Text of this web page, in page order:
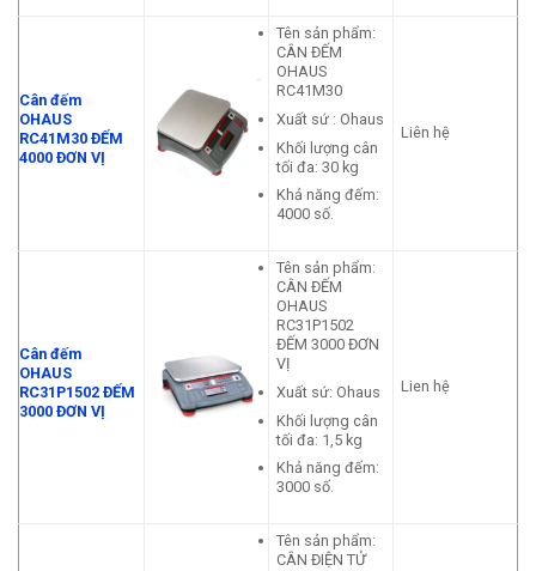
Cân đếm
OHAUS
RC41M30 ĐẾM
4000 ĐƠN VỊ
Tên sản phẩm:
CÂN ĐẾM
OHAUS
RC41M30
Xuất sứ : Ohaus
Khối lượng cân
tối đa: 30 kg
Khả năng đếm:
4000 số.
Liên hệ
Cân đếm
OHAUS
RC31P1502 ĐẾM
3000 ĐƠN VỊ
Tên sản phẩm:
CÂN ĐẾM
OHAUS
RC31P1502
ĐẾM 3000 ĐƠN
VỊ
Xuất sứ: Ohaus
Khối lượng cân
tối đa: 1,5 kg
Khả năng đếm:
3000 số.
Lien hệ
Tên sản phẩm:
CÂN ĐIỆN TỬ